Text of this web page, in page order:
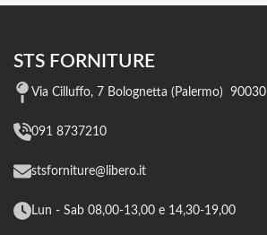
STS FORNITURE
Via Cilluffo, 7 Bolognetta (Palermo) 90030
091 8737210
stsforniture@libero.it
Lun - Sab 08,00-13,00 e 14,30-19,00